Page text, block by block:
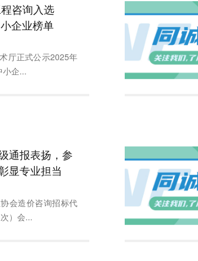
咨询入选
企业榜单
厅正式公示2025年
小企...
通报表扬，参
显专业担当
会造价咨询招标代
）会...